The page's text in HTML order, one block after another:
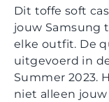
Dit toffe soft
jouw Samsung
elke outfit. De
uitgevoerd in
Summer 2023.
niet alleen